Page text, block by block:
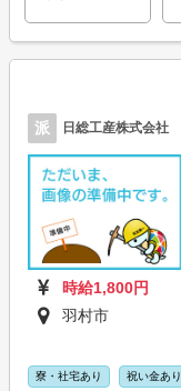
派 日総工産株式会社
時給1,800円
羽村市
寮・社宅あり 祝い金あり